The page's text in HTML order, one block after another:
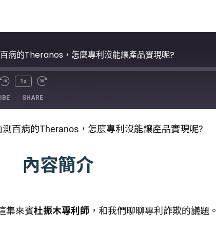
病的Theranos，怎麼專利沒能讓產品實現呢?
1x
SHARE
測百病的Theranos，怎麼專利沒能讓產品實現呢?
內容簡介
集來賓杜振木專利師 ，和我們聊聊專利詐欺的議題。